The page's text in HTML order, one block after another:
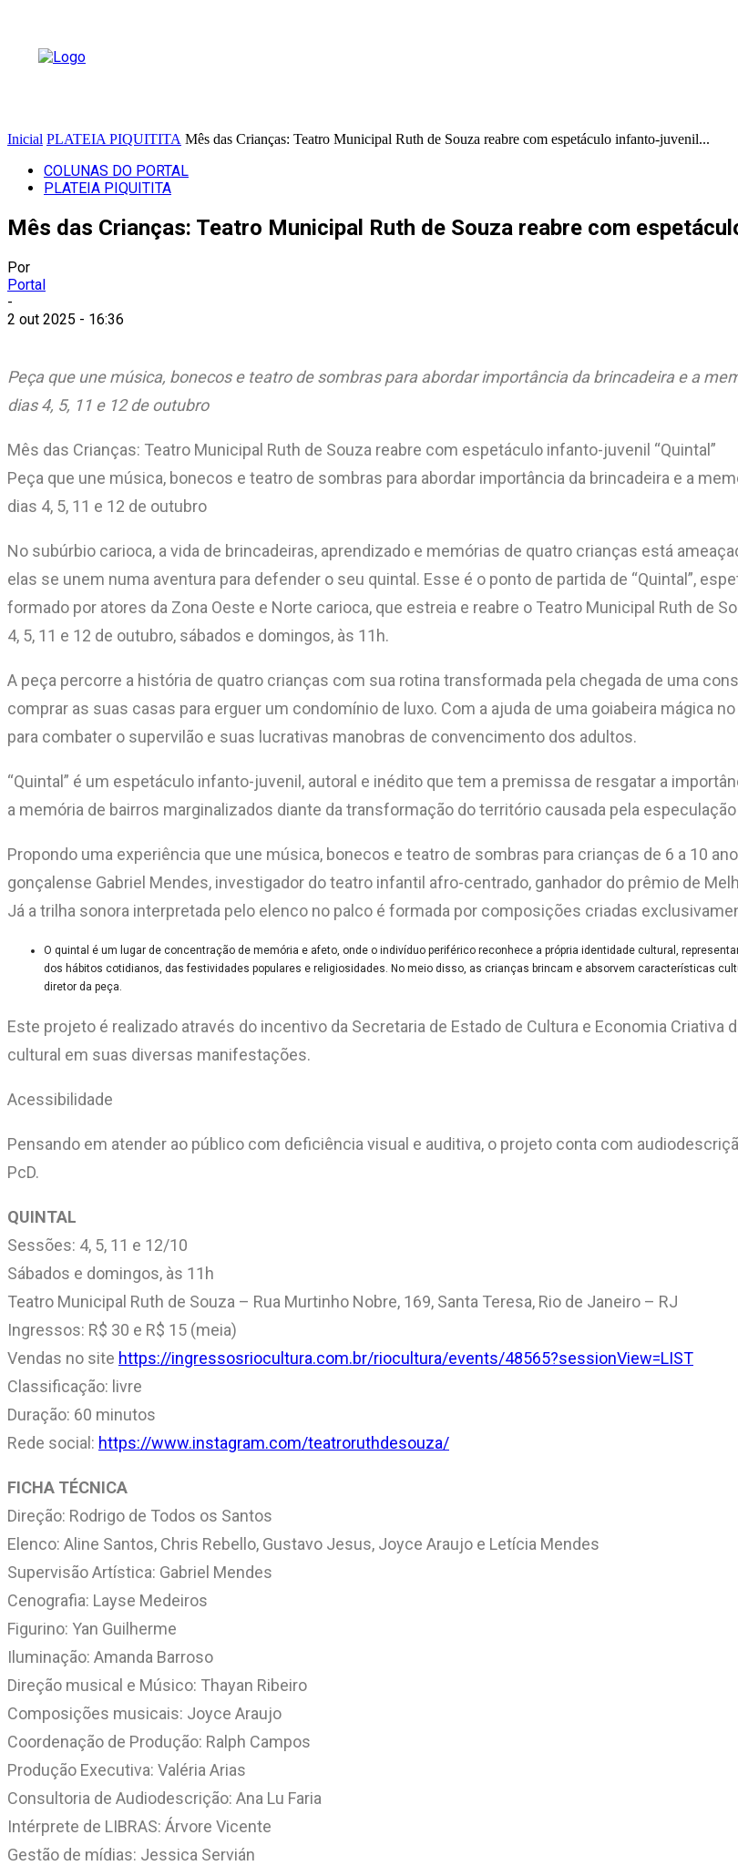
Inicial PLATEIA PIQUITITA Mês das Crianças: Teatro Municipal Ruth de Souza reabre com espetáculo infanto-juvenil...
COLUNAS DO PORTAL
PLATEIA PIQUITITA
Mês das Crianças: Teatro Municipal Ruth de Souza reabre com
Por
Portal
-
2 out 2025 - 16:36
Peça que une música, bonecos e teatro de sombras para abordar importância da brincadeira e a
dias 4, 5, 11 e 12 de outubro
Mês das Crianças: Teatro Municipal Ruth de Souza reabre com espetáculo infanto-juvenil “Quintal”
Peça que une música, bonecos e teatro de sombras para abordar importância da brincadeira e a
dias 4, 5, 11 e 12 de outubro
No subúrbio carioca, a vida de brincadeiras, aprendizado e memórias de quatro crianças está
elas se unem numa aventura para defender o seu quintal. Esse é o ponto de partida de “Quintal”,
formado por atores da Zona Oeste e Norte carioca, que estreia e reabre o Teatro Municipal Ruth de
4, 5, 11 e 12 de outubro, sábados e domingos, às 11h.
A peça percorre a história de quatro crianças com sua rotina transformada pela chegada de uma
comprar as suas casas para erguer um condomínio de luxo. Com a ajuda de uma goiabeira mágica
para combater o supervilão e suas lucrativas manobras de convencimento dos adultos.
“Quintal” é um espetáculo infanto-juvenil, autoral e inédito que tem a premissa de resgatar a
a memória de bairros marginalizados diante da transformação do território causada pela
Propondo uma experiência que une música, bonecos e teatro de sombras para crianças de 6 a 10
gonçalense Gabriel Mendes, investigador do teatro infantil afro-centrado, ganhador do prêmio de
Já a trilha sonora interpretada pelo elenco no palco é formada por composições criadas
O quintal é um lugar de concentração de memória e afeto, onde o indivíduo periférico reconhece a própria identidade cultural,
dos hábitos cotidianos, das festividades populares e religiosidades. No meio disso, as crianças brincam e absorvem características
diretor da peça.
Este projeto é realizado através do incentivo da Secretaria de Estado de Cultura e Economia
cultural em suas diversas manifestações.
Acessibilidade
Pensando em atender ao público com deficiência visual e auditiva, o projeto conta com
PcD.
QUINTAL
Sessões: 4, 5, 11 e 12/10
Sábados e domingos, às 11h
Teatro Municipal Ruth de Souza – Rua Murtinho Nobre, 169, Santa Teresa, Rio de Janeiro – RJ
Ingressos: R$ 30 e R$ 15 (meia)
Vendas no site https://ingressosriocultura.com.br/riocultura/events/48565?sessionView=LIST
Classificação: livre
Duração: 60 minutos
Rede social: https://www.instagram.com/teatroruthdesouza/
FICHA TÉCNICA
Direção: Rodrigo de Todos os Santos
Elenco: Aline Santos, Chris Rebello, Gustavo Jesus, Joyce Araujo e Letícia Mendes
Supervisão Artística: Gabriel Mendes
Cenografia: Layse Medeiros
Figurino: Yan Guilherme
Iluminação: Amanda Barroso
Direção musical e Músico: Thayan Ribeiro
Composições musicais: Joyce Araujo
Coordenação de Produção: Ralph Campos
Produção Executiva: Valéria Arias
Consultoria de Audiodescrição: Ana Lu Faria
Intérprete de LIBRAS: Árvore Vicente
Gestão de mídias: Jessica Servián